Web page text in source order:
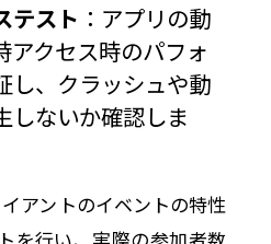
テスト ：アプリの動
アクセス時のパフォ
し、クラッシュや動
しないか確認しま
アントのイベントの特性